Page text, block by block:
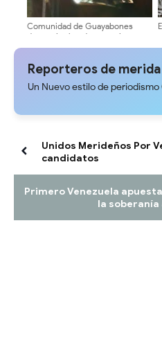
Comunidad de Guayabones
denuncia abandono y exige
respuestas a la alcaldía
Reporteros de merida
Un Nuevo estilo de periodismo
Unidos Merideños Por
candidatos
Primero Venezuela
la